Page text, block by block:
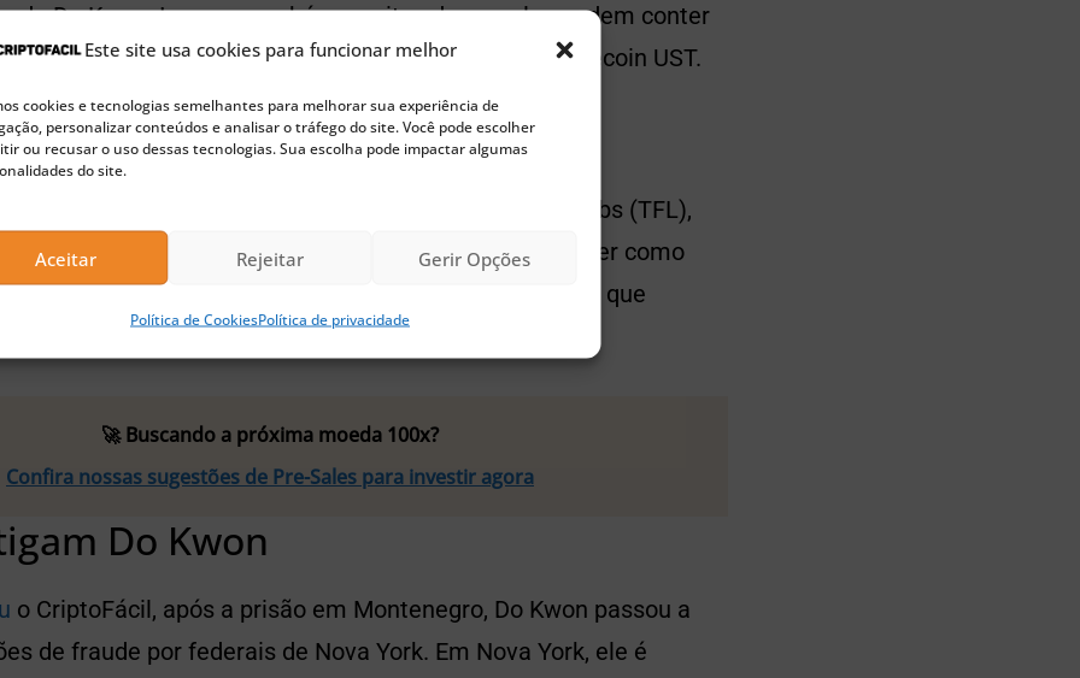
Este site usa cookies para funcionar melhor
cookies e tecnologias semelhantes para melhorar sua experiência de
personalizar conteúdos e analisar o tráfego do site. Você pode escolher
ou recusar o uso dessas tecnologias. Sua escolha pode impactar algumas
do site.
Aceitar Rejeitar Gerir Opções
Política de CookiesPolítica de privacidade
de Do Kwon. Isso porque há suspeitas de que eles podem conter
evidências da fraude envolvendo LUNA e a stablecoin UST.
BRC-20: os novos tokens que podem ser emitidos em Bitcoin
que Singapura, onde estava a sede da Terraform Labs (TFL),
oficial de extradição. Mas o ministro não soube dizer como
país com seu o parceiro de negócios Han Chang Joon, que
🚀 Buscando a próxima moeda 100x?
Confira nossas sugestões de Pre-Sales para investir agora
Do Kwon
o CriptoFácil, após a prisão em Montenegro, Do Kwon passou a
de fraude por federais de Nova York. Em Nova York, ele é